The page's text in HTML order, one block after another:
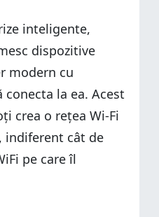
inteligente,
dispozitive
modern cu
la ea. Acest
crea o rețea Wi-Fi
indiferent cât de
pe care îl